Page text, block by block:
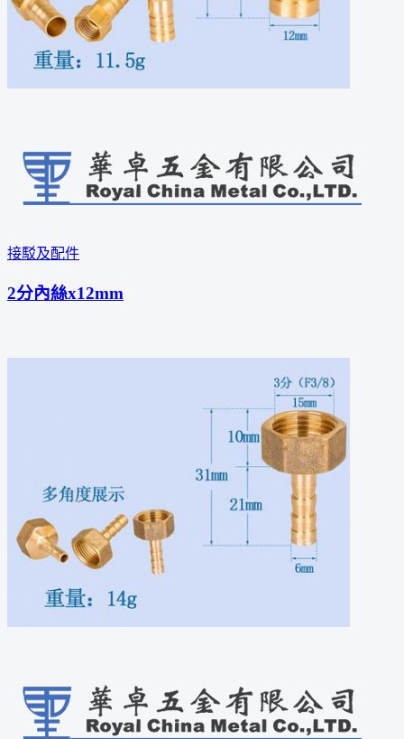
接駁及配件
2分內絲x12mm